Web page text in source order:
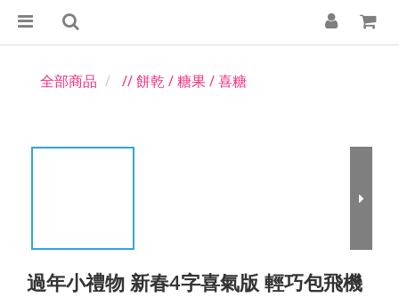
全部商品 // 餅乾 / 糖果 / 喜糖
過年小禮物 新春4字喜氣版 輕巧包飛機